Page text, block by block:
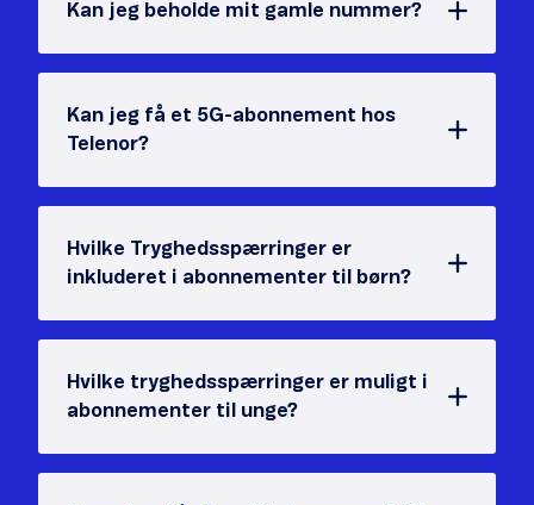
Kan jeg beholde mit gamle nummer?
Kan jeg få et 5G-abonnement hos
Telenor?
Hvilke Tryghedsspærringer er
inkluderet i abonnementer til børn?
Hvilke tryghedsspærringer er muligt i
abonnementer til unge?